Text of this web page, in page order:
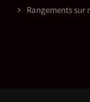
Rangements sur